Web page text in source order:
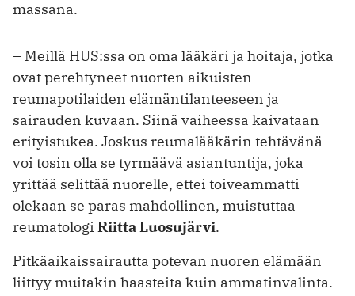
massana.
– Meillä HUS:ssa on oma lääkäri ja hoitaja, jotka
ovat perehtyneet nuorten aikuisten
reumapotilaiden elämäntilanteeseen ja
sairauden kuvaan. Siinä vaiheessa kaivataan
erityistukea. Joskus reumalääkärin tehtävänä
voi tosin olla se tyrmäävä asiantuntija, joka
yrittää selittää nuorelle, ettei toiveammatti
olekaan se paras mahdollinen, muistuttaa
reumatologi Riitta Luosujärvi.
Pitkäaikaissairautta potevan nuoren elämään
liittyy muitakin haasteita kuin ammatinvalinta.